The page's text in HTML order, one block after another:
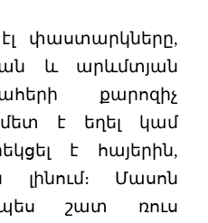
փաստարկները,
և արևմտյան
քարոզիչ
է եղել կամ
է հայերին,
Մասոն
շատ ռուս